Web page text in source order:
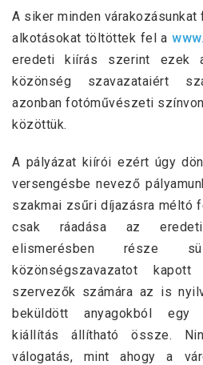
A siker minden várakozásunkat
alkotásokat töltöttek fel a
eredeti kiírás szerint ezek
közönség szavazataiért
azonban fotóművészeti
közöttük.
A pályázat kiírói ezért úgy
versengésbe nevező
szakmai zsűri díjazásra méltó
csak ráadása az
elismerésben része
közönségszavazatot
szervezők számára az is
beküldött anyagokból egy
kiállítás állítható össze.
válogatás, mint ahogy a